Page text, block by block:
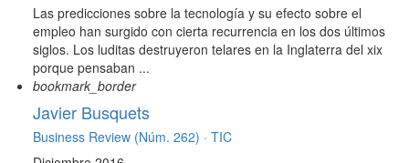
Las predicciones sobre la tecnología y su efecto sobre el
empleo han surgido con cierta recurrencia en los dos últimos
siglos. Los luditas destruyeron telares en la Inglaterra del xix
porque pensaban ...
bookmark_border
Javier Busquets
Business Review (Núm. 262) · TIC